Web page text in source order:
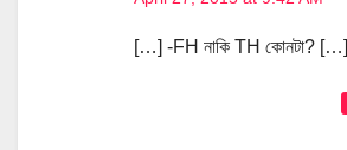
[…] -FH নাকি TH কোনটা? […]